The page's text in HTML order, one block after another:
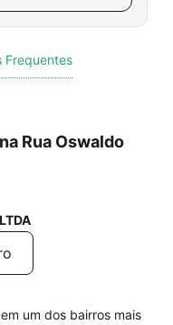
Frequentes
Rua Oswaldo
um dos bairros mais